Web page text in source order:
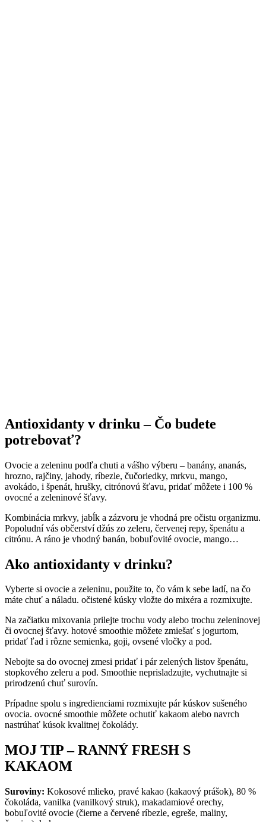
Antioxidanty v drinku – Čo budete
potrebovať?
Ovocie a zeleninu podľa chuti a vášho výberu – banány, ananás,
hrozno, rajčiny, jahody, ríbezle, čučoriedky, mrkvu, mango,
avokádo, i špenát, hrušky, citrónovú šťavu, pridať môžete i 100 %
ovocné a zeleninové šťavy.
Kombinácia mrkvy, jabĺk a zázvoru je vhodná pre očistu organizmu.
Popoludní vás občerství džús zo zeleru, červenej repy, špenátu a
citrónu. A ráno je vhodný banán, bobuľovité ovocie, mango…
Ako antioxidanty v drinku?
Vyberte si ovocie a zeleninu, použite to, čo vám k sebe ladí, na čo
máte chuť a náladu. očistené kúsky vložte do mixéra a rozmixujte.
Na začiatku mixovania prilejte trochu vody alebo trochu zeleninovej
či ovocnej šťavy. hotové smoothie môžete zmiešať s jogurtom,
pridať ľad i rôzne semienka, goji, ovsené vločky a pod.
Nebojte sa do ovocnej zmesi pridať i pár zelených listov špenátu,
stopkového zeleru a pod. Smoothie neprisladzujte, vychutnajte si
prirodzenú chuť surovín.
Prípadne spolu s ingredienciami rozmixujte pár kúskov sušeného
ovocia. ovocné smoothie môžete ochutiť kakaom alebo navrch
nastrúhať kúsok kvalitnej čokolády.
MOJ TIP – RANNÝ FRESH S
KAKAOM
Suroviny: Kokosové mlieko, pravé kakao (kakaový prášok), 80 %
čokoláda, vanilka (vanilkový struk), makadamiové orechy,
bobuľovité ovocie (čierne a červené ríbezle, egreše, maliny,